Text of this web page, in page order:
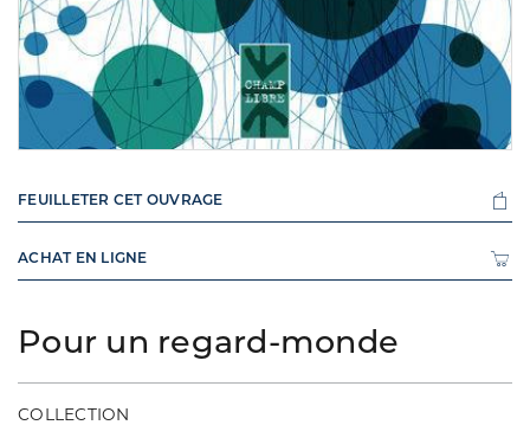
Pour un regard-monde
COLLECTION
FEUILLETER CET OUVRAGE
ACHAT EN LIGNE